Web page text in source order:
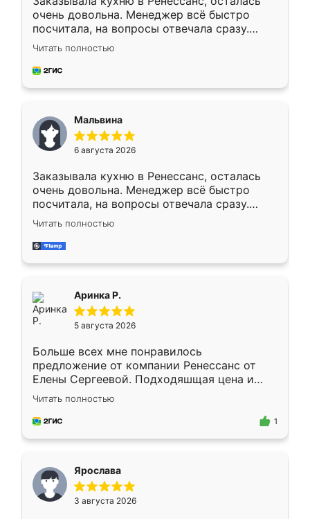
очень довольна. Менеджер всё быстро
посчитала, на вопросы отвечала сразу.
Замерщик приехал в субботу, подошёл к
делу со всей ответственностью. Собрали
за день, ребята работали аккуратно, даже
Читать полностью
Мальвина
6 августа 2026
Заказывала кухню в Ренессанс, осталась
очень довольна. Менеджер всё быстро
посчитала, на вопросы отвечала сразу.
Замерщик приехал в субботу, подошёл к
делу со всей ответственностью. Собрали
за день, ребята работали аккуратно, даже
Читать полностью
Аринка Р.
5 августа 2026
Больше всех мне понравилось
предложение от компании Ренессанс от
Елены Сергеевой. Подходяшщая цена и
короткие сроки изготовления. Приехавший
для замера сотрудник Владислав
предложил по моему эскизу самый
Читать полностью
1
Ярослава
3 августа 2026